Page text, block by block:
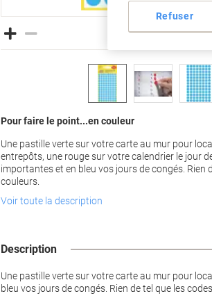
Pour faire le point...en couleur
Une pastille verte sur votre carte au mur pour
entrepôts, une rouge sur votre calendrier le jour
importantes et en bleu vos jours de congés. Rien
couleurs.
Voir toute la description
Description
Une pastille verte sur votre carte au mur pour
bleu vos jours de congés. Rien de tel que les
Refuser